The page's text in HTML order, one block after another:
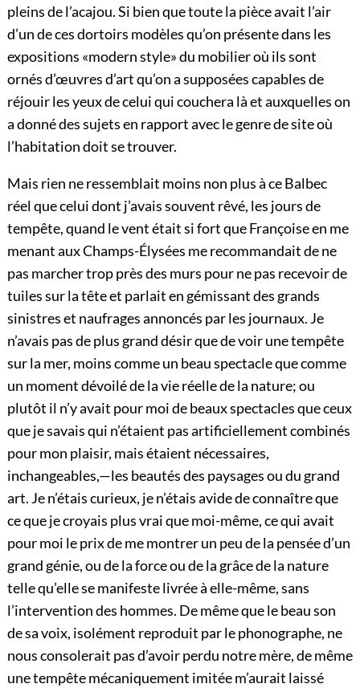
pleins de l’acajou. Si bien que toute la pièce avait l’air
d’un de ces dortoirs modèles qu’on présente dans les
expositions «modern style» du mobilier où ils sont
ornés d’œuvres d’art qu’on a supposées capables de
réjouir les yeux de celui qui couchera là et auxquelles on
a donné des sujets en rapport avec le genre de site où
l’habitation doit se trouver.
Mais rien ne ressemblait moins non plus à ce Balbec
réel que celui dont j’avais souvent rêvé, les jours de
tempête, quand le vent était si fort que Françoise en me
menant aux Champs-Élysées me recommandait de ne
pas marcher trop près des murs pour ne pas recevoir de
tuiles sur la tête et parlait en gémissant des grands
sinistres et naufrages annoncés par les journaux. Je
n’avais pas de plus grand désir que de voir une tempête
sur la mer, moins comme un beau spectacle que comme
un moment dévoilé de la vie réelle de la nature; ou
plutôt il n’y avait pour moi de beaux spectacles que ceux
que je savais qui n’étaient pas artificiellement combinés
pour mon plaisir, mais étaient nécessaires,
inchangeables,—les beautés des paysages ou du grand
art. Je n’étais curieux, je n’étais avide de connaître que
ce que je croyais plus vrai que moi-même, ce qui avait
pour moi le prix de me montrer un peu de la pensée d’un
grand génie, ou de la force ou de la grâce de la nature
telle qu’elle se manifeste livrée à elle-même, sans
l’intervention des hommes. De même que le beau son
de sa voix, isolément reproduit par le phonographe, ne
nous consolerait pas d’avoir perdu notre mère, de même
une tempête mécaniquement imitée m’aurait laissé